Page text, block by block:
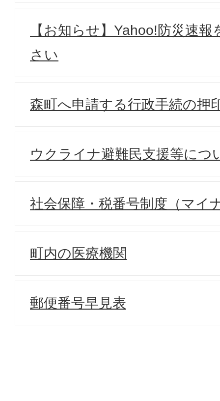
【お知らせ】Yahoo!防災速
さい
森町へ申請する行政手続の押
ウクライナ避難民支援等につ
社会保障・税番号制度（マイ
町内の医療機関
郵便番号早見表